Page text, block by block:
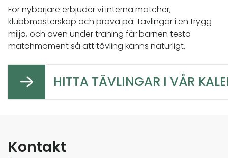
För nybörjare erbjuder vi interna matcher,
klubbmästerskap och prova på-tävlingar i en trygg
miljö, och även under träning får barnen testa
matchmoment så att tävling känns naturligt.
HITTA TÄVLINGAR I VÅR
Kontakt